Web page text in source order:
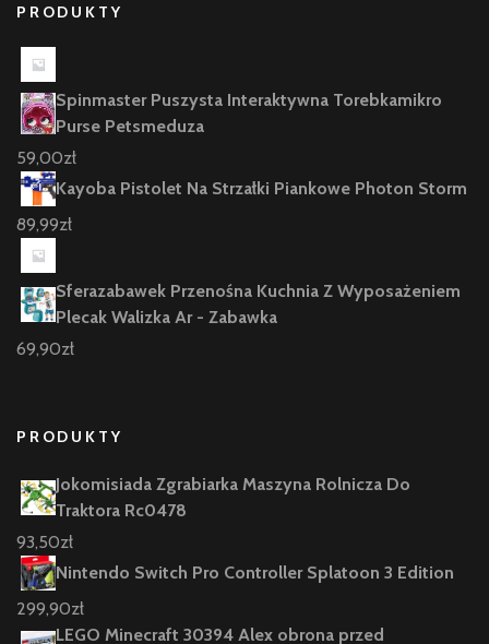
PRODUKTY
Spinmaster Puszysta Interaktywna Torebkamikro
Purse Petsmeduza
59,00zł
Kayoba Pistolet Na Strzałki Piankowe Photon Storm
89,99zł
Sferazabawek Przenośna Kuchnia Z Wyposażeniem
Plecak Walizka Ar - Zabawka
69,90zł
PRODUKTY
Jokomisiada Zgrabiarka Maszyna Rolnicza Do
Traktora Rc0478
93,50zł
Nintendo Switch Pro Controller Splatoon 3 Edition
299,90zł
LEGO Minecraft 30394 Alex obrona przed